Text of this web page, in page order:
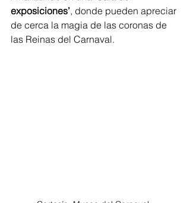
exposiciones’, donde pueden apreciar
de cerca la magia de las coronas de
las Reinas del Carnaval.